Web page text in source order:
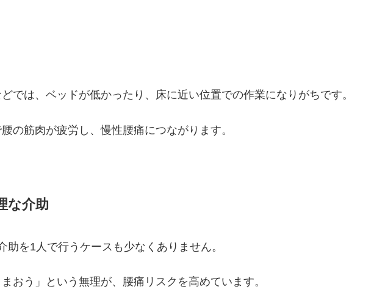
では、ベッドが低かったり、床に近い位置での作業になりがちです。
の筋肉が疲労し、慢性腰痛につながります。
な介助
助を1人で行うケースも少なくありません。
おう」という無理が、腰痛リスクを高めています。